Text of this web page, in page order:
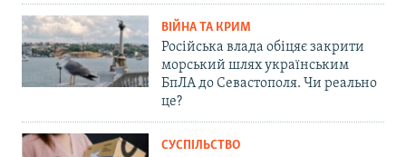
ВІЙНА ТА КРИМ
Російська влада обіцяє закрити
морський шлях українським
БпЛА до Севастополя. Чи реально
це?
СУСПІЛЬСТВО